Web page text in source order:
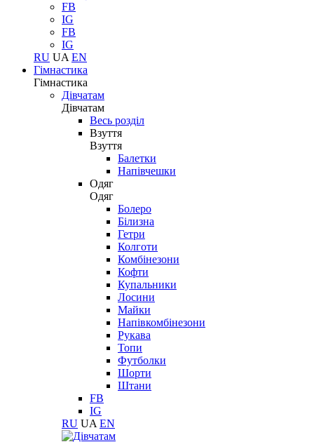
FB
IG
FB
IG
RU UA EN
Гімнастика
Гімнастика
Дівчатам
Дівчатам
Весь розділ
Взуття
Взуття
Балетки
Напівчешки
Одяг
Одяг
Болеро
Білизна
Гетри
Колготи
Комбінезони
Кофти
Купальники
Лосини
Майки
Напівкомбінезони
Рукава
Топи
Футболки
Шорти
Штани
FB
IG
RU UA EN